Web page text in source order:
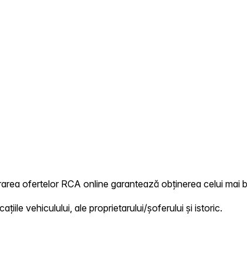
ofertelor RCA online garantează obținerea celui mai
vehiculului, ale proprietarului/șoferului și istoric.